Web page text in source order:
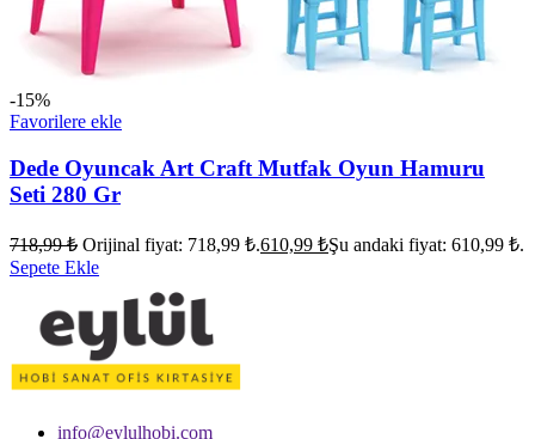
-15%
Favorilere ekle
Dede Oyuncak Art Craft Mutfak Oyun Hamuru
Seti 280 Gr
718,99₺ Orijinal fiyat: 718,99 ₺.610,99 ₺Şu andaki fiyat: 610,99 ₺.
Sepete Ekle
info@eylulhobi.com